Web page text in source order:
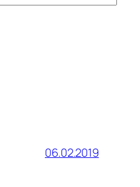
06.02.2019